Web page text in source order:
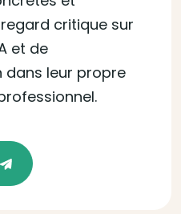
critique sur
et de
dans leur propre